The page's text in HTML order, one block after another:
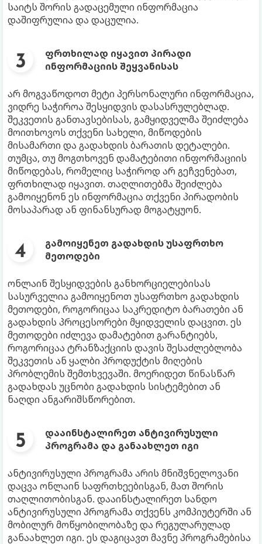
საიტს შორის გადაცემული ინფორმაცია
დაშიფრულია და დაცულია.
ფრთხილად იყავით პირადი
ინფორმაციის შეყვანისას
არ მოგვაწოდოთ მეტი პერსონალური ინფორმაცია,
ვიდრე საჭიროა შესყიდვის დასასრულებლად.
შეკვეთის განთავსებისას, გამყიდველმა შეიძლება
მოითხოვოს თქვენი სახელი, მიწოდების
მისამართი და გადახდის ბარათის დეტალები.
თუმცა, თუ მოგთხოვენ დამატებითი ინფორმაციის
მიწოდებას, რომელიც საჭიროდ არ გეჩვენებათ,
ფრთხილად იყავით. თაღლითებმა შეიძლება
გამოიყენონ ეს ინფორმაცია თქვენი პირადობის
მოსაპარად ან ფინანსურად მოგატყუონ.
გამოიყენეთ გადახდის უსაფრთხო
მეთოდები
ონლაინ შესყიდვების განხორციელებისას
სასურველია გამოიყენოთ უსაფრთხო გადახდის
მეთოდები, როგორიცაა საკრედიტო ბარათები ან
გადახდის პროცესორები მყიდველის დაცვით. ეს
მეთოდები იძლევა დამატებით გარანტიებს,
როგორიცაა ტრანზაქციის დავის შესაძლებლობა
შეკვეთის ან ყალბი პროდუქტის მიღების
პრობლემის შემთხვევაში. მოერიდეთ წინასწარ
გადახდას უცნობი გადახდის სისტემებით ან
ნაღდი ანგარიშსწორებით.
დააინსტალირეთ ანტივირუსული
პროგრამა და განაახლეთ იგი
ანტივირუსული პროგრამა არის მნიშვნელოვანი
დაცვა ონლაინ საფრთხეებისგან, მათ შორის
თაღლითობისგან. დააინსტალირეთ სანდო
ანტივირუსული პროგრამა თქვენს კომპიუტერში ან
მობილურ მოწყობილობაზე და რეგულარულად
განაახლეთ იგი. ეს დაგიცავთ მავნე პროგრამებისა